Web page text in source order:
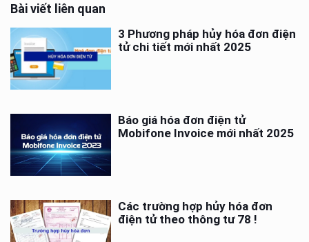
Bài viết liên quan
3 Phương pháp hủy hóa đơn điện
tử chi tiết mới nhất 2025
Báo giá hóa đơn điện tử
Mobifone Invoice mới nhất 2025
Các trường hợp hủy hóa đơn
điện tử theo thông tư 78 !